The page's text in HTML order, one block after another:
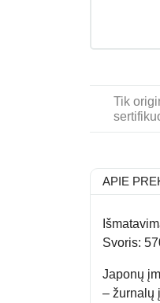
Tik
APIE
Svoris:
Japonų
– žurnalų